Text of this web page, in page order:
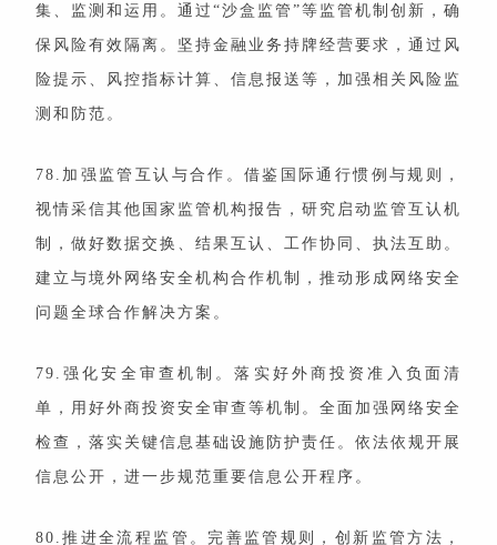
集、监测和运用。通过“沙盒监管”等监管机制创新，确
保风险有效隔离。坚持金融业务持牌经营要求，通过风
险提示、风控指标计算、信息报送等，加强相关风险监
测和防范。
78.加强监管互认与合作。借鉴国际通行惯例与规则，
视情采信其他国家监管机构报告，研究启动监管互认机
制，做好数据交换、结果互认、工作协同、执法互助。
建立与境外网络安全机构合作机制，推动形成网络安全
问题全球合作解决方案。
79.强化安全审查机制。落实好外商投资准入负面清
单，用好外商投资安全审查等机制。全面加强网络安全
检查，落实关键信息基础设施防护责任。依法依规开展
信息公开，进一步规范重要信息公开程序。
80.推进全流程监管。完善监管规则，创新监管方法，